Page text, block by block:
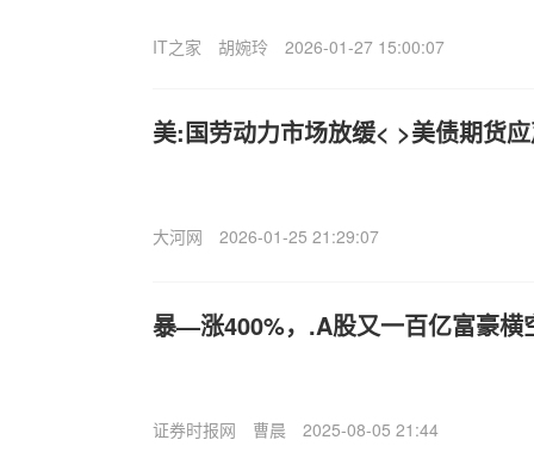
IT之家 胡婉玲 2026-01-27 15:00:07
美:国劳动力市场放缓< >美债期货
大河网 2026-01-25 21:29:07
暴—涨400%，.A股又一百亿富豪横
证券时报网 曹晨 2025-08-05 21:44